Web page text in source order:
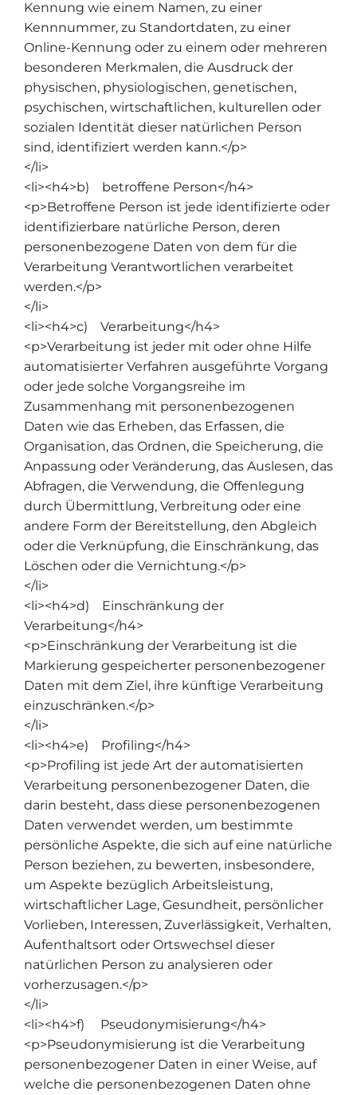
Kennung wie einem Namen, zu einer
Kennnummer, zu Standortdaten, zu einer
Online-Kennung oder zu einem oder mehreren
besonderen Merkmalen, die Ausdruck der
physischen, physiologischen, genetischen,
psychischen, wirtschaftlichen, kulturellen oder
sozialen Identität dieser natürlichen Person
sind, identifiziert werden kann.</p>
</li>
<li><h4>b) betroffene Person</h4>
<p>Betroffene Person ist jede identifizierte oder
identifizierbare natürliche Person, deren
personenbezogene Daten von dem für die
Verarbeitung Verantwortlichen verarbeitet
werden.</p>
</li>
<li><h4>c) Verarbeitung</h4>
<p>Verarbeitung ist jeder mit oder ohne Hilfe
automatisierter Verfahren ausgeführte Vorgang
oder jede solche Vorgangsreihe im
Zusammenhang mit personenbezogenen
Daten wie das Erheben, das Erfassen, die
Organisation, das Ordnen, die Speicherung, die
Anpassung oder Veränderung, das Auslesen, das
Abfragen, die Verwendung, die Offenlegung
durch Übermittlung, Verbreitung oder eine
andere Form der Bereitstellung, den Abgleich
oder die Verknüpfung, die Einschränkung, das
Löschen oder die Vernichtung.</p>
</li>
<li><h4>d) Einschränkung der
Verarbeitung</h4>
<p>Einschränkung der Verarbeitung ist die
Markierung gespeicherter personenbezogener
Daten mit dem Ziel, ihre künftige Verarbeitung
einzuschränken.</p>
</li>
<li><h4>e) Profiling</h4>
<p>Profiling ist jede Art der automatisierten
Verarbeitung personenbezogener Daten, die
darin besteht, dass diese personenbezogenen
Daten verwendet werden, um bestimmte
persönliche Aspekte, die sich auf eine natürliche
Person beziehen, zu bewerten, insbesondere,
um Aspekte bezüglich Arbeitsleistung,
wirtschaftlicher Lage, Gesundheit, persönlicher
Vorlieben, Interessen, Zuverlässigkeit, Verhalten,
Aufenthaltsort oder Ortswechsel dieser
natürlichen Person zu analysieren oder
vorherzusagen.</p>
</li>
<li><h4>f) Pseudonymisierung</h4>
<p>Pseudonymisierung ist die Verarbeitung
personenbezogener Daten in einer Weise, auf
welche die personenbezogenen Daten ohne